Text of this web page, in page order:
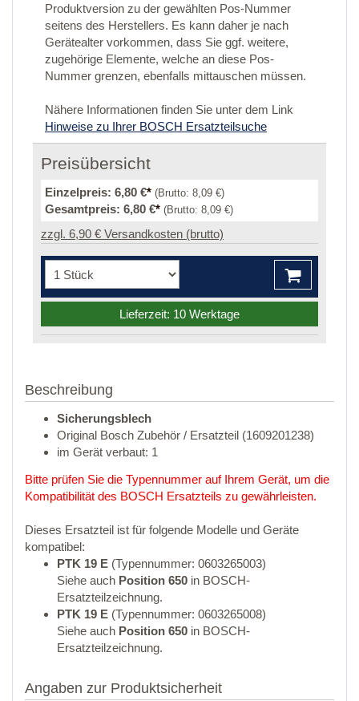
Produktversion zu der gewählten Pos-Nummer
seitens des Herstellers. Es kann daher je nach
Gerätealter vorkommen, dass Sie ggf. weitere,
zugehörige Elemente, welche an diese Pos-
Nummer grenzen, ebenfalls mittauschen müssen.
Nähere Informationen finden Sie unter dem Link
Hinweise zu Ihrer BOSCH Ersatzteilsuche
Preisübersicht
Einzelpreis: 6,80 €* (Brutto: 8,09 €)
Gesamtpreis: 6,80 €* (Brutto: 8,09 €)
zzgl. 6,90 € Versandkosten (brutto)
Lieferzeit: 10 Werktage
Beschreibung
Sicherungsblech
Original Bosch Zubehör / Ersatzteil (1609201238)
im Gerät verbaut: 1
Bitte prüfen Sie die Typennummer auf Ihrem Gerät, um die
Kompatibilität des BOSCH Ersatzteils zu gewährleisten.
Dieses Ersatzteil ist für folgende Modelle und Geräte
kompatibel:
PTK 19 E (Typennummer: 0603265003)
Siehe auch Position 650 in BOSCH-
Ersatzteilzeichnung.
PTK 19 E (Typennummer: 0603265008)
Siehe auch Position 650 in BOSCH-
Ersatzteilzeichnung.
Angaben zur Produktsicherheit